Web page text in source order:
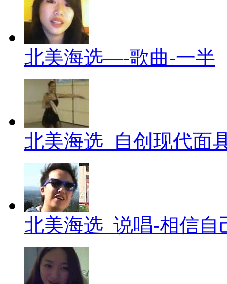
北美海选—-歌曲-一半
北美海选_自创现代面
北美海选_说唱-相信自